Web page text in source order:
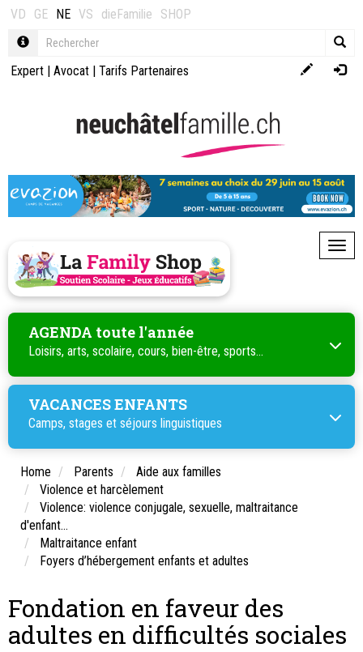
VD GE NE VS dieFamilie SHOP
Expert | Avocat | Tarifs Partenaires
AGENDA toute l'année
Loisirs, arts, scolaire, cours, bien-être, sports...
VACANCES ENFANTS
Camps, stages et séjours linguistiques
Home Parents
Aide aux familles
Violence et harcèlement
Violence: violence conjugale, sexuelle, maltraitance
d'enfant...
Maltraitance enfant
Foyers d’hébergement enfants et adultes
Fondation en faveur des
adultes en difficultés sociales